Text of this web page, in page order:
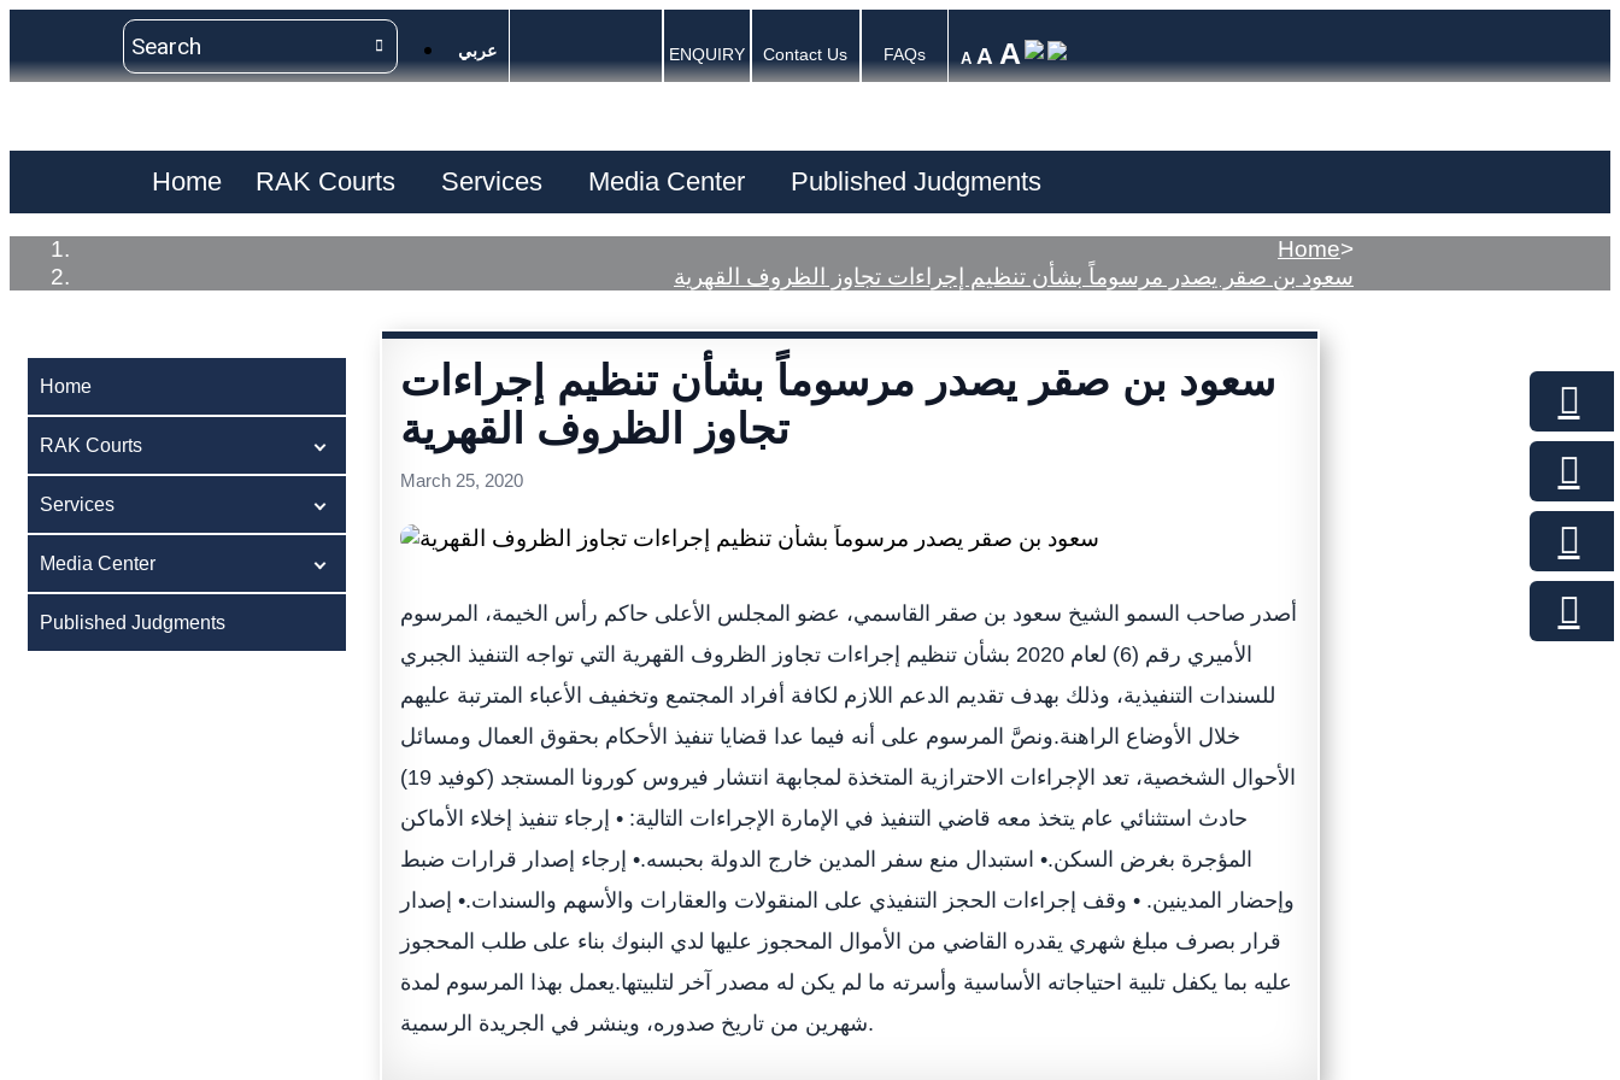
عربي ENQUIRY Contact Us FAQs A A A
Home RAK Courts Services Media Center Published Judgments
Home>
سعود بن صقر يصدر مرسوماً بشأن تنظيم إجراءات تجاوز الظروف القهرية
Home
RAK Courts
Services
Media Center
Published Judgments
سعود بن صقر يصدر مرسوماً بشأن تنظيم إجراءات
تجاوز الظروف القهرية
March 25, 2020
أصدر صاحب السمو الشيخ سعود بن صقر القاسمي، عضو المجلس الأعلى حاكم رأس الخيمة، المرسوم
الأميري رقم (6) لعام 2020 بشأن تنظيم إجراءات تجاوز الظروف القهرية التي تواجه التنفيذ الجبري
للسندات التنفيذية، وذلك بهدف تقديم الدعم اللازم لكافة أفراد المجتمع وتخفيف الأعباء المترتبة عليهم
خلال الأوضاع الراهنة.ونصَّ المرسوم على أنه فيما عدا قضايا تنفيذ الأحكام بحقوق العمال ومسائل
الأحوال الشخصية، تعد الإجراءات الاحترازية المتخذة لمجابهة انتشار فيروس كورونا المستجد (كوفيد 19)
حادث استثنائي عام يتخذ معه قاضي التنفيذ في الإمارة الإجراءات التالية: • إرجاء تنفيذ إخلاء الأماكن
المؤجرة بغرض السكن.• استبدال منع سفر المدين خارج الدولة بحبسه.• إرجاء إصدار قرارات ضبط
وإحضار المدينين. • وقف إجراءات الحجز التنفيذي على المنقولات والعقارات والأسهم والسندات.• إصدار
قرار بصرف مبلغ شهري يقدره القاضي من الأموال المحجوز عليها لدي البنوك بناء على طلب المحجوز
عليه بما يكفل تلبية احتياجاته الأساسية وأسرته ما لم يكن له مصدر آخر لتلبيتها.يعمل بهذا المرسوم لمدة
شهرين من تاريخ صدوره، وينشر في الجريدة الرسمية.